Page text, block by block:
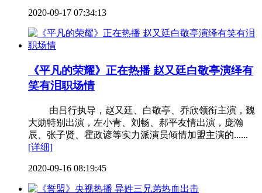
2020-09-17 07:34:13
《平凡的荣耀》正在热播 赵又廷白敬亭演绎有
笑有泪职场情
由吕行执导，赵又廷、白敬亭、乔欣领衔主演，魏
大勋特别出演，左小青、刘畅、郝平友情出演，庞瀚
辰、张子贤、霍政谚等实力派演员倾情加盟主演的......
[详细]
2020-09-16 08:19:45